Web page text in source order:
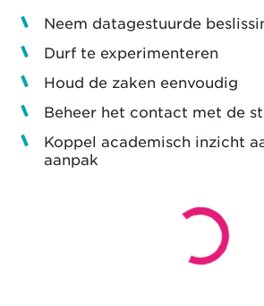
Neem datagestuurde
Durf te experimenteren
Houd de zaken eenvoudig
Beheer het contact met de
Koppel academisch inzicht
aanpak